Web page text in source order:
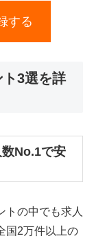
する
3選を詳
数No.1で安
トの中でも求人
国2万件以上の